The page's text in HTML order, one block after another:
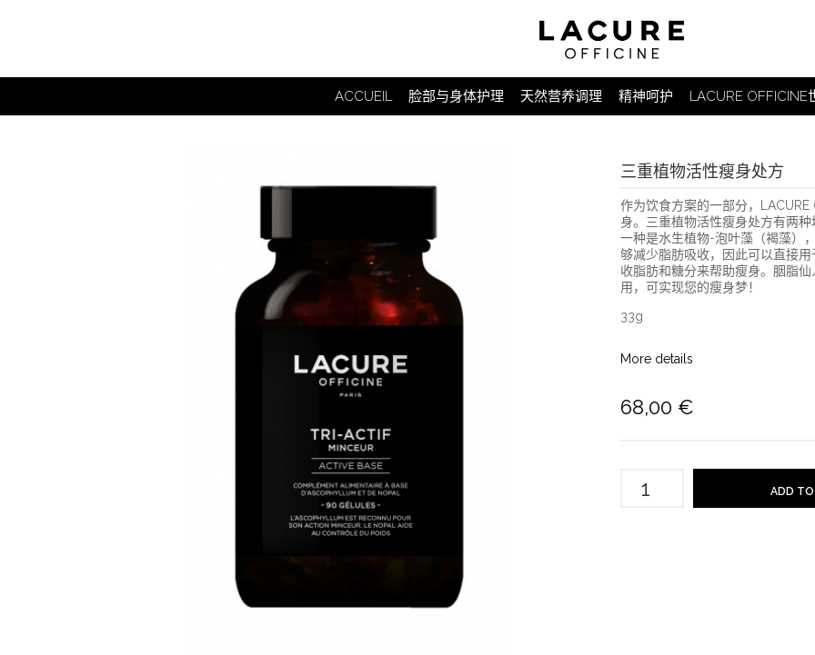
ACCUEIL 脸部与身体护理 天然营养调理 精神呵护 LACURE OFFICINE
三重植物活性瘦身处方
作为饮食方案的一部分，
身。三重植物活性瘦身处方有两
一种是水生植物-泡叶藻（褐藻）
够减少脂肪吸收，因此可以直接
收脂肪和糖分来帮助瘦身。胭脂
用，可实现您的瘦身梦！
33g
More details
68,00 €
ADD